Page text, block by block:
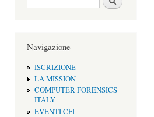
Navigazione
ISCRIZIONE
LA MISSION
COMPUTER FORENSICS
ITALY
EVENTI CFI